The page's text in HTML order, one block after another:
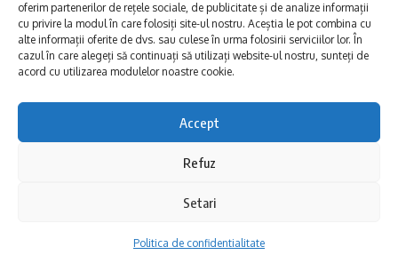
oferim partenerilor de rețele sociale, de publicitate și de analize informații
cu privire la modul în care folosiți site-ul nostru. Aceștia le pot combina cu
alte informații oferite de dvs. sau culese în urma folosirii serviciilor lor. În
cazul în care alegeți să continuați să utilizați website-ul nostru, sunteți de
acord cu utilizarea modulelor noastre cookie.
Accept
Refuz
Setari
Politica de confidentialitate
E xplorăm Dobrogea,
Explorăm valorile locale:
Deltă, Litoral, cele mai mari
lacuri, cele mai vechi orașe,
Afaceri și meșteșuguri
Actualitate
Dobrogea PE BUNE
La Drum cu Ada